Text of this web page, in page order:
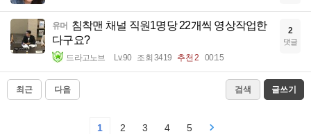
유머 침착맨 채널 직원1명당 22개씩 영상작업한
다구요?
드라고노브 Lv.90 조회 3419 추천 2 00:15
2
댓글
최근 다음 검색 글쓰기
1 2 3 4 5